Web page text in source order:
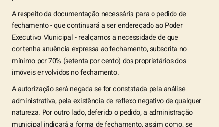
A respeito da documentação necessária para o pedido de
fechamento - que continuará a ser endereçado ao Poder
Executivo Municipal - realçamos a necessidade de que
contenha anuência expressa ao fechamento, subscrita no
mínimo por 70% (setenta por cento) dos proprietários dos
imóveis envolvidos no fechamento.
A autorização será negada se for constatada pela análise
administrativa, pela existência de reflexo negativo de qualquer
natureza. Por outro lado, deferido o pedido, a administração
municipal indicará a forma de fechamento, assim como, se